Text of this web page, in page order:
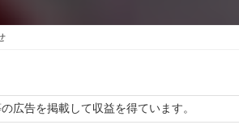
広告を掲載して収益を得ています。